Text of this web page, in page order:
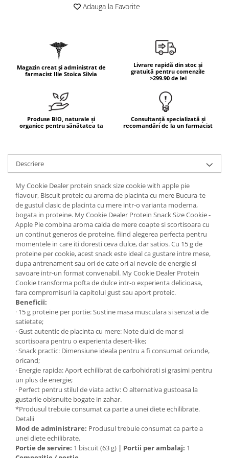
Creme SPF față
Creme SPF corp
Spray SPF
Acceleratoare bronz
Igienă Personală
Mâini și Unghii
Creme mâini
Tratamente unghii
Cosmetice coreene
Beauty of Joseon
PETITFEE
Mary & May
COSRX
BIODANCE
OOTD
Cettua
Haruharu Wonder
Medicube
ARIUL
Dr. Althea
DELLA BORN
Magneziu
Multivitamine
Probiotice
Proteine din zer (Whey Protein)
Quercetin
Resveratrol
Scortisoara
Seleniu
Seminte de in
Silimarina
Spirulina
Ulei de cocos
Ulei de peste
Ulei MCT
Vitamina A
Vitamina B
Vitamina C
Vitamina D
Vitamina E
Vitamina K
Zinc
Adauga la Favorite
Magazin creat și administrat de
farmacist Ilie Stoica Silvia
Livrare rapidă din stoc și
gratuită pentru comenzile
>299.90 de lei
Produse BIO, naturale și
organice pentru sănătatea ta
Consultanță specializată și
recomandări de la un farmacist
Descriere
My Cookie Dealer protein snack size cookie with apple pie
flavour, Biscuit proteic cu aroma de placinta cu mere Bucura-te
de gustul clasic de placinta cu mere intr-o varianta moderna,
bogata in proteine. My Cookie Dealer Protein Snack Size Cookie -
Apple Pie combina aroma calda de mere coapte si scortisoara cu
un continut generos de proteine, fiind alegerea perfecta pentru
momentele in care iti doresti ceva dulce, dar satios. Cu 15 g de
proteine per cookie, acest snack este ideal ca gustare intre mese,
dupa antrenament sau ori de cate ori ai nevoie de energie si
savoare intr-un format convenabil. My Cookie Dealer Protein
Cookie transforma pofta de dulce intr-o experienta delicioasa,
fara compromisuri la capitolul gust sau aport proteic.
Beneficii:
· 15 g proteine per portie: Sustine masa musculara si senzatia de
satietate;
· Gust autentic de placinta cu mere: Note dulci de mar si
scortisoara pentru o experienta desert-like;
· Snack practic: Dimensiune ideala pentru a fi consumat oriunde,
oricand;
· Energie rapida: Aport echilibrat de carbohidrati si grasimi pentru
un plus de energie;
· Perfect pentru stilul de viata activ: O alternativa gustoasa la
gustarile obisnuite bogate in zahar.
*Produsul trebuie consumat ca parte a unei diete echilibrate.
Detalii
Mod de administrare: Produsul trebuie consumat ca parte a
unei diete echilibrate.
Portie de servire: 1 biscuit (63 g) | Portii per ambalaj: 1